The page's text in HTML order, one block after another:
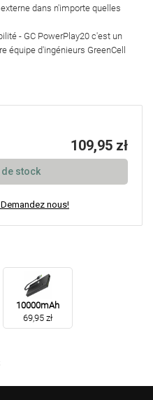
dans n'importe quelles
- GC PowerPlay20 c'est un
équipe d'ingénieurs GreenCell
109,95 zł
de stock
nous!
10000mAh
69,95 zł